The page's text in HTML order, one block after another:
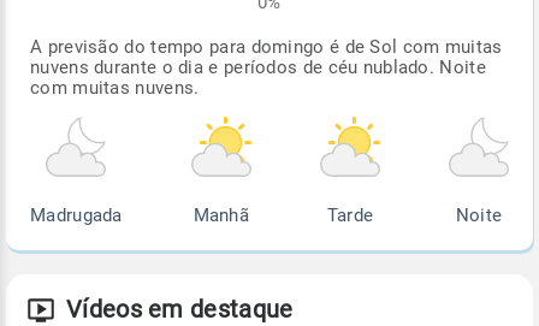
A previsão do tempo para domingo é de Sol com muitas
nuvens durante o dia e períodos de céu nublado. Noite
com muitas nuvens.
Madrugada Manhã Tarde Noite
Vídeos em destaque